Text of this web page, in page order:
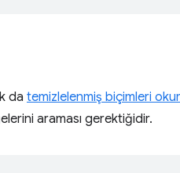
da temizlelenmiş biçimleri
araması gerektiğidir.